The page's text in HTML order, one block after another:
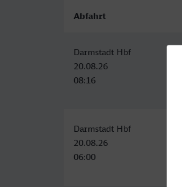
Abfahrt
Darmstadt Hbf
20.08.26
08:16
Darmstadt Hbf
20.08.26
06:00